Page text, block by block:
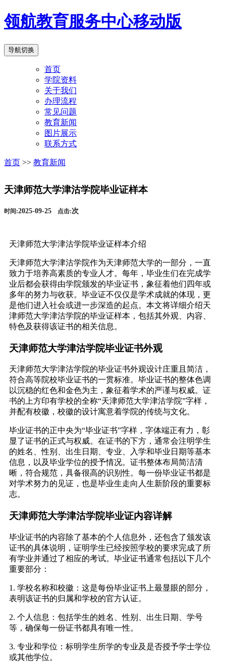
领航教育服务中心移动版
导航切换
首页
学院资料
关于我们
办理流程
常见问题
教育新闻
图片展示
联系方式
首页 >> 教育新闻
天津师范大学津沽学院毕业证样本
时间:2025-09-25 点击:次
天津师范大学津沽学院毕业证样本介绍
天津师范大学津沽学院作为天津师范大学的一部分，一直
致力于培养高素质的专业人才。每年，毕业生们在完成学
业后都会获得由学院颁发的毕业证书，象征着他们四年或
多年的努力与收获。毕业证不仅仅是学术成就的体现，更
是他们进入社会或进一步深造的起点。本文将详细介绍天
津师范大学津沽学院的毕业证样本，包括其外观、内容、
特色及获得该证书的相关信息。
天津师范大学津沽学院毕业证书外观
天津师范大学津沽学院的毕业证书外观设计庄重且简洁，
符合高等院校毕业证书的一贯标准。毕业证书的整体色调
以沉稳的红色和金色为主，象征着学术的严谨与权威。证
书的上方印有学校的全称“天津师范大学津沽学院”字样，
并配有校徽，校徽的设计寓意着学院的传统与文化。
毕业证书的正中央为“毕业证书”字样，字体端正有力，彰
显了证书的正式与权威。在证书的下方，通常会注明学生
的姓名、性别、出生日期、专业、入学和毕业日期等基本
信息，以及毕业学位的授予情况。证书整体布局简洁清
晰，符合规范，具备很高的识别性。每一份毕业证书都是
对学术努力的见证，也是毕业生走向人生新阶段的重要标
志。
天津师范大学津沽学院毕业证内容详解
毕业证书的内容除了基本的个人信息外，还包含了颁发该
证书的具体说明，证明学生已经按照学校的要求完成了所
有学业并通过了相应的考试。毕业证书通常包括以下几个
重要部分：
1. 学校名称和校徽：这是每份毕业证书上最显眼的部分，
表明该证书的归属和学校的官方认证。
2. 个人信息：包括学生的姓名、性别、出生日期、学号
等，确保每一份证书都具有唯一性。
3. 专业和学位：标明学生所学的专业及是否授予学士学位
或其他学位。